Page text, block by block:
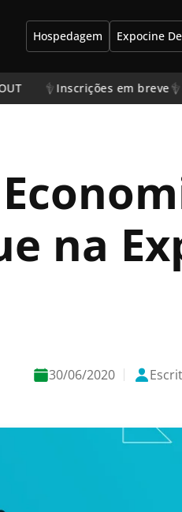
Hospedagem Expocine
Inscrições em breve
na
30/06/2020